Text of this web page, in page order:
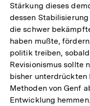
Stärkung dieses
dessen
die schwer
haben mußte,
politik treiben,
Revisionismus sollte
bisher unterdrückten
Methoden von Genf
Entwicklung hemmen.